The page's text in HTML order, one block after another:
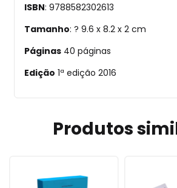
ISBN: 9788582302613
Tamanho: ? 9.6 x 8.2 x 2 cm
Páginas 40 páginas
Edição 1ª edição 2016
Produtos